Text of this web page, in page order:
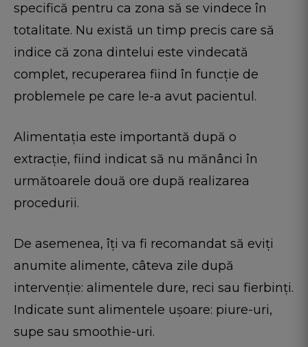
specifică pentru ca zona să se vindece în
totalitate. Nu există un timp precis care să
indice că zona dintelui este vindecată
complet, recuperarea fiind în funcție de
problemele pe care le-a avut pacientul.
Alimentația este importantă după o
extracție, fiind indicat să nu mănânci în
următoarele două ore după realizarea
procedurii.
De asemenea, îți va fi recomandat să eviți
anumite alimente, câteva zile după
intervenție: alimentele dure, reci sau fierbinți.
Indicate sunt alimentele ușoare: piure-uri,
supe sau smoothie-uri.